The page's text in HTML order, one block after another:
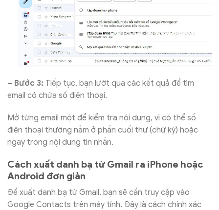
– Bước 3: Tiếp tục, bạn lướt qua các kết quả để tìm
email có chứa số điện thoại.
Mở từng email một để kiểm tra nội dung, vì có thể số
điện thoại thường nằm ở phần cuối thư (chữ ký) hoặc
ngay trong nội dung tin nhắn.
Cách xuất danh bạ từ Gmail ra iPhone hoặc
Android đơn giản
Để xuất danh bạ từ Gmail, bạn sẽ cần truy cập vào
Google Contacts trên máy tính. Đây là cách chính xác